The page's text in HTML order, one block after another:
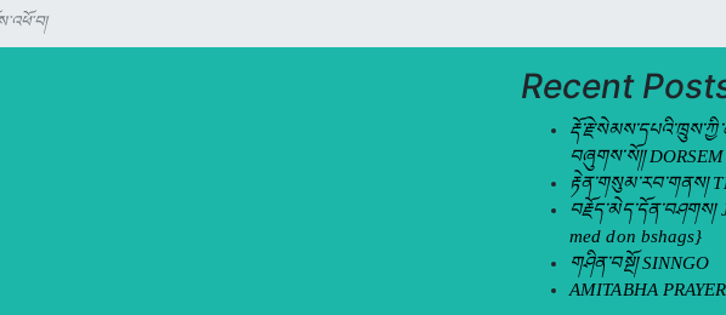
Recent
བཞུགས་སོ།།
རྟེན་གསུམ་རབ་གནས།
བརྗོད་མེད་དོན་བཤགས།
med don bshags}
གཤིན་བསྔོ། SINNGO
AMITABHA